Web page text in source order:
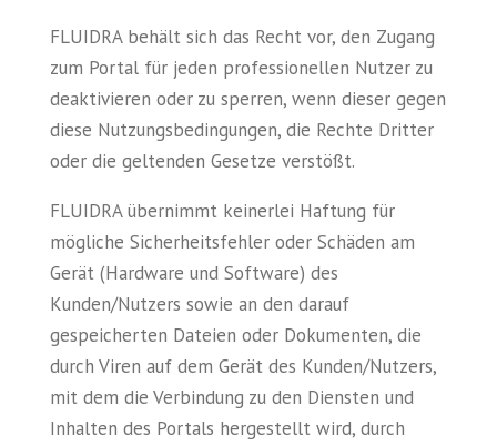
FLUIDRA behält sich das Recht vor, den Zugang
zum Portal für jeden professionellen Nutzer zu
deaktivieren oder zu sperren, wenn dieser gegen
diese Nutzungsbedingungen, die Rechte Dritter
oder die geltenden Gesetze verstößt.
FLUIDRA übernimmt keinerlei Haftung für
mögliche Sicherheitsfehler oder Schäden am
Gerät (Hardware und Software) des
Kunden/Nutzers sowie an den darauf
gespeicherten Dateien oder Dokumenten, die
durch Viren auf dem Gerät des Kunden/Nutzers,
mit dem die Verbindung zu den Diensten und
Inhalten des Portals hergestellt wird, durch